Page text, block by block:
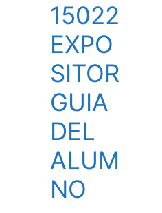
15022
EXPO
SITOR
GUIA
DEL
ALUM
NO